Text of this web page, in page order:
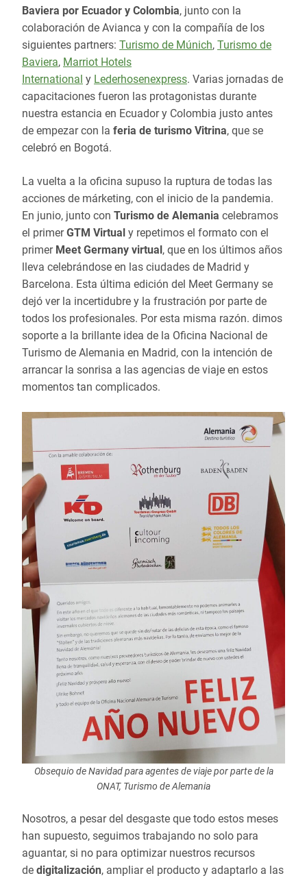
Baviera por Ecuador y Colombia, junto con la
colaboración de Avianca y con la compañía de los
siguientes partners: Turismo de Múnich, Turismo de
Baviera, Marriot Hotels
International y Lederhosenexpress. Varias jornadas de
capacitaciones fueron las protagonistas durante
nuestra estancia en Ecuador y Colombia justo antes
de empezar con la feria de turismo Vitrina, que se
celebró en Bogotá.
La vuelta a la oficina supuso la ruptura de todas las
acciones de márketing, con el inicio de la pandemia.
En junio, junto con Turismo de Alemania celebramos
el primerGTM Virtual y repetimos el formato con el
primer Meet Germany virtual , que en los últimos años
lleva celebrándose en las ciudades de Madrid y
Barcelona. Esta última edición del Meet Germany se
dejó ver la incertidubre y la frustración por parte de
todos los profesionales. Por esta misma razón. dimos
soporte a la brillante idea de la Oficina Nacional de
Turismo de Alemania en Madrid, con la intención de
arrancar la sonrisa a las agencias de viaje en estos
momentos tan complicados.
Obsequio de Navidad para agentes de viaje por parte de la
ONAT, Turismo de Alemania
Nosotros, a pesar del desgaste que todo estos meses
han supuesto, seguimos trabajando no solo para
aguantar, si no para optimizar nuestros recursos
de digitalización, ampliar el producto y adaptarlo a las